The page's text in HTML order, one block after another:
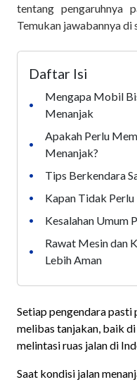
tentang pengaruhnya
Temukan jawabannya di
Daftar Isi
•
Mengapa Mobil
Menanjak
•
Apakah Perlu
Menanjak?
• Tips Berkendara
• Kapan Tidak
• Kesalahan Umum
•
Rawat Mesin dan
Lebih Aman
Setiap pengendara pasti
melibas tanjakan, baik
melintasi ruas jalan di
Saat kondisi jalan